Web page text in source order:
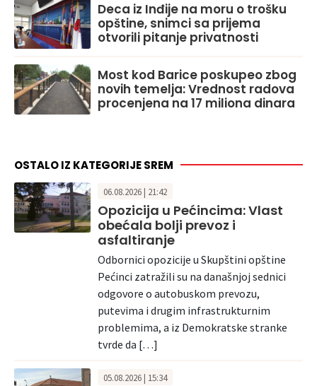
Deca iz Inđije na moru o trošku
opštine, snimci sa prijema
otvorili pitanje privatnosti
Most kod Barice poskupeo zbog
novih temelja: Vrednost radova
procenjena na 17 miliona dinara
OSTALO IZ KATEGORIJE SREM
06.08.2026 | 21:42
Opozicija u Pećincima: Vlast
obećala bolji prevoz i
asfaltiranje
Odbornici opozicije u Skupštini opštine
Pećinci zatražili su na današnjoj sednici
odgovore o autobuskom prevozu,
putevima i drugim infrastrukturnim
problemima, a iz Demokratske stranke
tvrde da […]
05.08.2026 | 15:34